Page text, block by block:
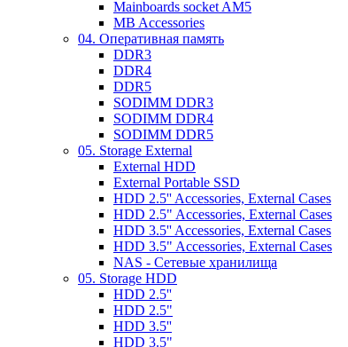
Mainboards socket AM5
MB Accessories
04. Оперативная память
DDR3
DDR4
DDR5
SODIMM DDR3
SODIMM DDR4
SODIMM DDR5
05. Storage External
External HDD
External Portable SSD
HDD 2.5'' Accessories, External Cases
HDD 2.5" Accessories, External Cases
HDD 3.5'' Accessories, External Cases
HDD 3.5" Accessories, External Cases
NAS - Сетевые хранилища
05. Storage HDD
HDD 2.5''
HDD 2.5"
HDD 3.5''
HDD 3.5"